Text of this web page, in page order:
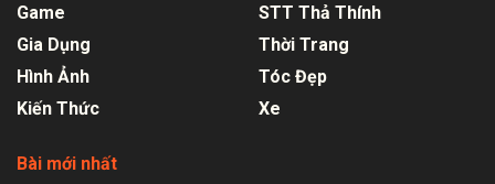
Game
Gia Dụng
Hình Ảnh
Kiến Thức
STT Thả Thính
Thời Trang
Tóc Đẹp
Xe
Bài mới nhất